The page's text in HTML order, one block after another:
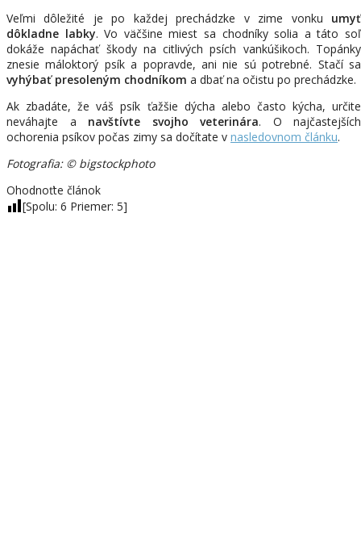
Veľmi dôležité je po každej prechádzke v zime vonku umyť
dôkladne labky. Vo väčšine miest sa chodníky solia a táto soľ
dokáže napáchať škody na citlivých psích vankúšikoch. Topánky
znesie máloktorý psík a popravde, ani nie sú potrebné. Stačí sa
vyhýbať presoleným chodníkom a dbať na očistu po prechádzke.
Ak zbadáte, že váš psík ťažšie dýcha alebo často kýcha, určite
neváhajte a navštívte svojho veterinára. O najčastejších
ochorenia psíkov počas zimy sa dočítate v nasledovnom článku.
Fotografia: © bigstockphoto
Ohodnoťte článok
[Spolu: 6 Priemer: 5]